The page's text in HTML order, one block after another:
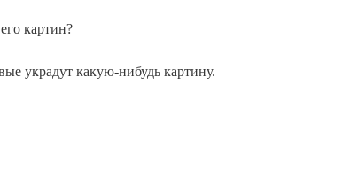
картин?
украдут какую-нибудь картину.